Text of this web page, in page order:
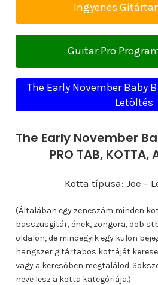
Ingyenes
Guitar Pro
The Early November Baby
Letöltés
The Early November
PRO TAB, KOTTA,
Kotta típusa: Joe –
(Általában egy zeneszám minden
basszusgitár, ének, zongora, dob
oldalon, de mindegyik egy külön
hangszer gitártabos kottáját
vagy a keresőben megtalálod.
neve lesz a kotta kategóriája.)